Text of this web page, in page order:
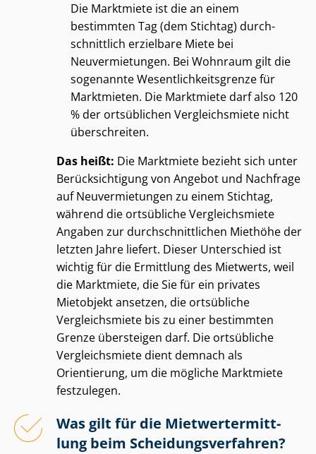
Die Marktmiete ist die an einem
bestimmten Tag (dem Stichtag) durch­
schnitt­lich erzielbare Miete bei
Neuvermietungen. Bei Wohnraum gilt die
sogenannte We­sent­lich­keits­gren­ze für
Marktmieten. Die Marktmiete darf also 120
% der ortsüblichen Vergleichsmiete nicht
überschreiten.
Das heißt: Die Marktmiete bezieht sich unter
Be­rück­sich­ti­gung von Angebot und Nachfrage
auf Neuvermietungen zu einem Stichtag,
während die ortsübliche Vergleichsmiete
Angaben zur durch­schnitt­li­chen Miethöhe der
letzten Jahre liefert. Dieser Unterschied ist
wichtig für die Ermittlung des Mietwerts, weil
die Marktmiete, die Sie für ein privates
Mietobjekt ansetzen, die ortsübliche
Vergleichsmiete bis zu einer bestimmten
Grenze übersteigen darf. Die ortsübliche
Vergleichsmiete dient demnach als
Orientierung, um die mögliche Marktmiete
festzulegen.
Was gilt für die Miet­wert­ermitt­
lung beim Schei­dungs­ver­fah­ren?